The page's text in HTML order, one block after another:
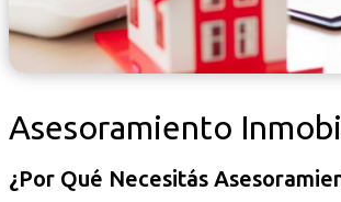
Asesoramiento
¿Por Qué Necesitás